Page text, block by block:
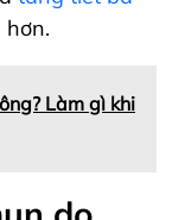
hơn.
Làm gì khi